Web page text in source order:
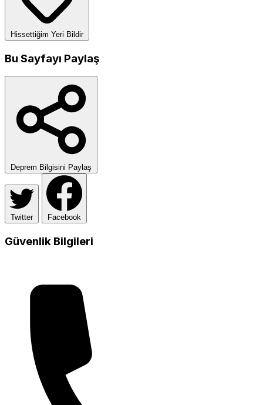
Hissettiğim Yeri Bildir
Bu Sayfayı Paylaş
Deprem Bilgisini Paylaş
Twitter Facebook
Güvenlik Bilgileri